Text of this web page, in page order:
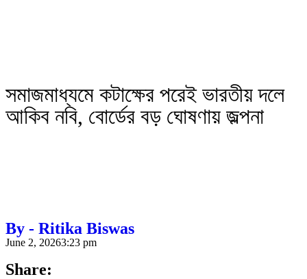
সমাজমাধ্যমে কটাক্ষের পরেই ভারতীয় দলে
আকিব নবি, বোর্ডের বড় ঘোষণায় জল্পনা
By - Ritika Biswas
June 2, 20263:23 pm
Share: